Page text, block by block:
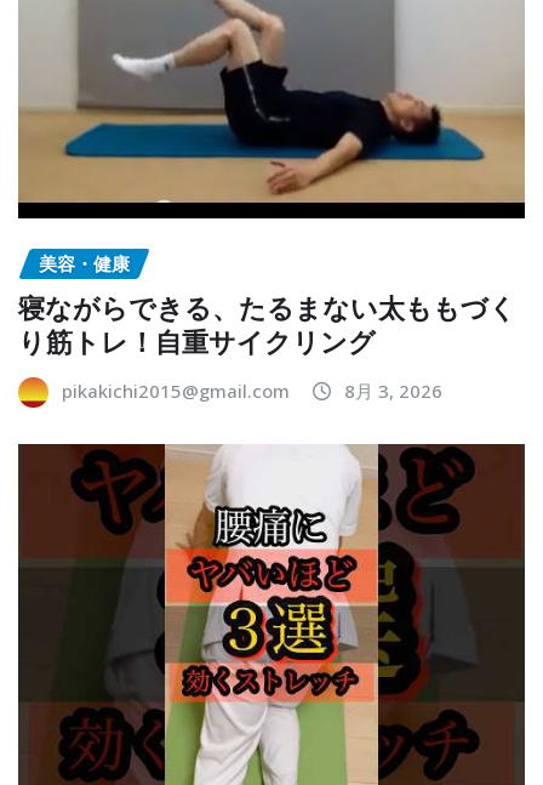
美容・健康
寝ながらできる、たるまない太ももづく
り筋トレ！自重サイクリング
pikakichi2015@gmail.com 8月 3, 2026